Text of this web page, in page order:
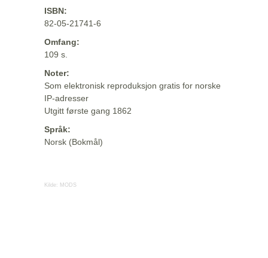
ISBN:
82-05-21741-6
Omfang:
109 s.
Noter:
Som elektronisk reproduksjon gratis for norske
IP-adresser
Utgitt første gang 1862
Språk:
Norsk (Bokmål)
Kilde: MODS